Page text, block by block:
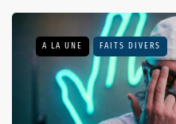
A LA UNE FAITS DIVERS